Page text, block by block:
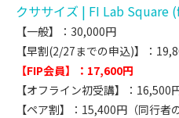
クササイズ | FI Lab Square
【一般】：30,000円
【早割(2/27までの申込)】：
【FIP会員】：17,600円
【オフライン初受講】：16,500
【ペア割】：15,400円（同行者